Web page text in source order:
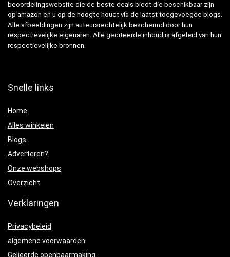
beoordelingswebsite die de beste deals biedt die beschikbaar zijn
op amazon en u op de hoogte houdt via de laatst toegevoegde blogs.
Alle afbeeldingen zijn auteursrechtelijk beschermd door hun
respectievelijke eigenaren. Alle geciteerde inhoud is afgeleid van hun
respectievelijke bronnen.
Snelle links
Home
Alles winkelen
Blogs
Adverteren?
Onze webshops
Overzicht
Verklaringen
Privacybeleid
algemene voorwaarden
Gelieerde openbaarmaking